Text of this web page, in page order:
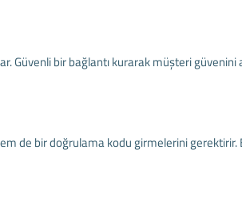
Güvenli bir bağlantı kurarak müşteri güvenini
de bir doğrulama kodu girmelerini gerektirir.